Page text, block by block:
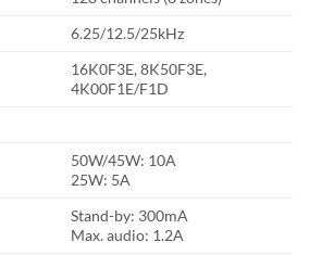
6.25/12.5/25kHz
16K0F3E, 8K50F3E,
4K00F1E/F1D
50W/45W: 10A
25W: 5A
Stand-by: 300mA
Max. audio: 1.2A